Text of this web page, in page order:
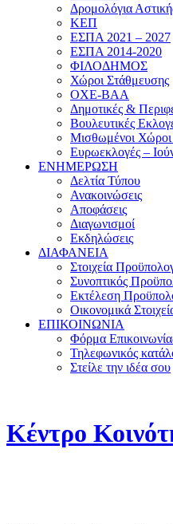
Δρομολόγια
ΚΕΠ
ΕΣΠΑ 2021 – 2027
ΕΣΠΑ 2014-2020
ΦΙΛΟΔΗΜΟΣ
Χώροι Στάθμευσης
ΟΧΕ-ΒΑΑ
Δημοτικές &
Βουλευτικές
Μισθωμένοι
Ευρωεκλογές –
ΕΝΗΜΕΡΩΣΗ
Δελτία Τύπου
Ανακοινώσεις
Αποφάσεις
Διαγωνισμοί
Εκδηλώσεις
ΔΙΑΦΑΝΕΙΑ
Στοιχεία
Συνοπτικός
Εκτέλεση
Οικονομικά
ΕΠΙΚΟΙΝΩΝΙΑ
Φόρμα
Τηλεφωνικός
Στείλε την ιδέα σου
Κέντρο